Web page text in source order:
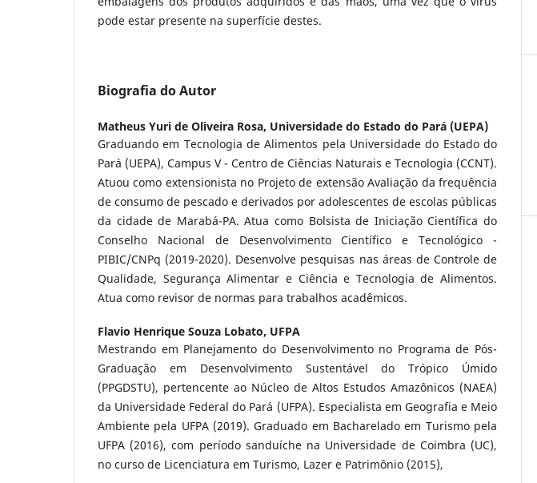
pode estar presente na superfície destes.
Biografia do Autor
Matheus Yuri de Oliveira Rosa, Universidade do Estado do Pará (UEPA)
Graduando em Tecnologia de Alimentos pela Universidade do Estado do
Pará (UEPA), Campus V - Centro de Ciências Naturais e Tecnologia (CCNT).
Atuou como extensionista no Projeto de extensão Avaliação da frequência
de consumo de pescado e derivados por adolescentes de escolas públicas
da cidade de Marabá-PA. Atua como Bolsista de Iniciação Científica do
Conselho Nacional de Desenvolvimento Científico e Tecnológico -
PIBIC/CNPq (2019-2020). Desenvolve pesquisas nas áreas de Controle de
Qualidade, Segurança Alimentar e Ciência e Tecnologia de Alimentos.
Atua como revisor de normas para trabalhos acadêmicos.
Flavio Henrique Souza Lobato, UFPA
Mestrando em Planejamento do Desenvolvimento no Programa de Pós-
Graduação em Desenvolvimento Sustentável do Trópico Úmido
(PPGDSTU), pertencente ao Núcleo de Altos Estudos Amazônicos (NAEA)
da Universidade Federal do Pará (UFPA). Especialista em Geografia e Meio
Ambiente pela UFPA (2019). Graduado em Bacharelado em Turismo pela
UFPA (2016), com período sanduíche na Universidade de Coimbra (UC),
no curso de Licenciatura em Turismo, Lazer e Patrimônio (2015),